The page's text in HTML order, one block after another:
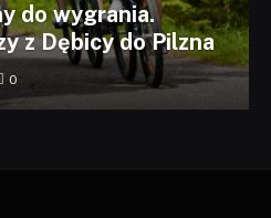
do wygrania.
z Dębicy do Pilzna
0